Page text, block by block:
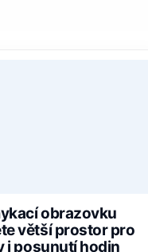
obrazovku
větší prostor pro
i posunutí hodin